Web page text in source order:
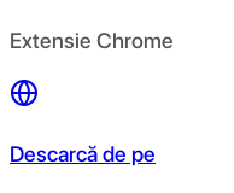
Extensie Chrome
Descarcă de pe